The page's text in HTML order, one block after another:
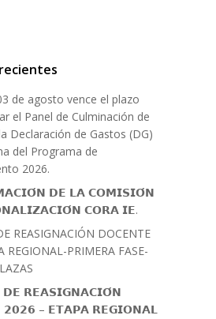
de agosto vence el plazo
el Panel de Culminación de
Declaración de Gastos (DG)
del Programa de
2026.
𝗗𝗘 𝗟𝗔 𝗖𝗢𝗠𝗜𝗦𝗜𝗢́𝗡
𝗖𝗢𝗥𝗔 𝗜𝗘.
REASIGNACIÓN DOCENTE
REGIONAL-PRIMERA FASE-
𝗥𝗘𝗔𝗦𝗜𝗚𝗡𝗔𝗖𝗜𝗢́𝗡
– 𝗘𝗧𝗔𝗣𝗔 𝗥𝗘𝗚𝗜𝗢𝗡𝗔𝗟